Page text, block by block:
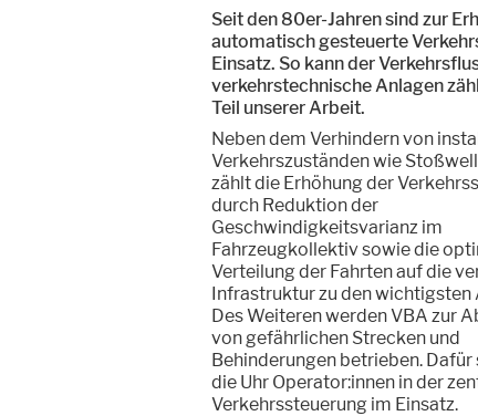
Seit den 80er-Jahren sind zur
automatisch gesteuerte
Einsatz. So kann der
verkehrstechnische Anlagen
Teil unserer Arbeit.
Neben dem Verhindern von
Verkehrszuständen wie
zählt die Erhöhung der
durch Reduktion der
Geschwindigkeitsvarianz im
Fahrzeugkollektiv sowie die
Verteilung der Fahrten auf die
Infrastruktur zu den wichtigsten
Des Weiteren werden VBA zur
von gefährlichen Strecken und
Behinderungen betrieben. Dafür
die Uhr Operator:innen in der
Verkehrssteuerung im Einsatz.